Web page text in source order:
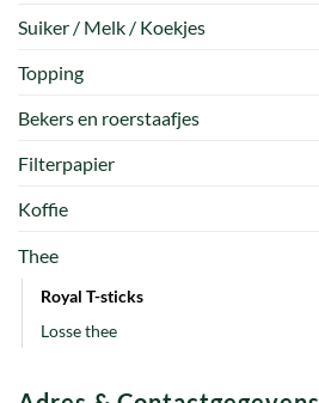
Suiker / Melk / Koekjes
Topping
Bekers en roerstaafjes
Filterpapier
Koffie
Thee
Royal T-sticks
Losse thee